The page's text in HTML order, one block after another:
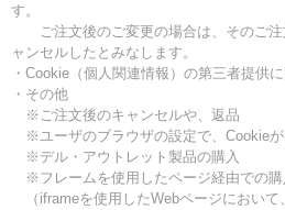
す。
ご注文後のご変更の場合は、そのご注
ャンセルしたとみなします。
・Cookie（個人関連情報）の第三者提供
・その他
※ご注文後のキャンセルや、返品
※ユーザのブラウザの設定で、Cookieが
※デル・アウトレット製品の購入
※フレームを使用したページ経由での購
（iframeを使用したWebページにおいて